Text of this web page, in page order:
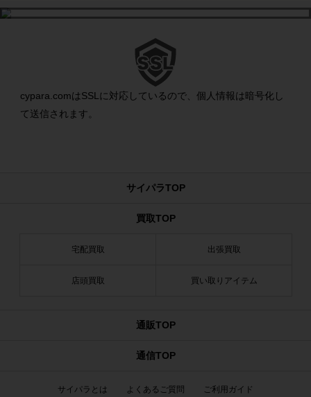
cypara.comはSSLに対応しているので、個人情報は暗号化し
て送信されます。
サイパラTOP
買取TOP
宅配買取 出張買取
店頭買取 買い取りアイテム
通販TOP
通信TOP
サイパラとは よくあるご質問 ご利用ガイド